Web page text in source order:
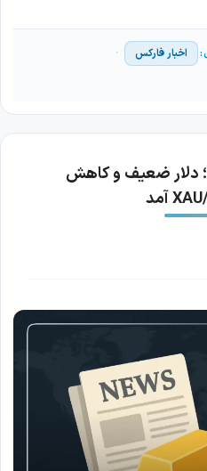
اخبار فارکس
قیمت طلا در آستانه NFP؛ دلار ضعیف و کاهش